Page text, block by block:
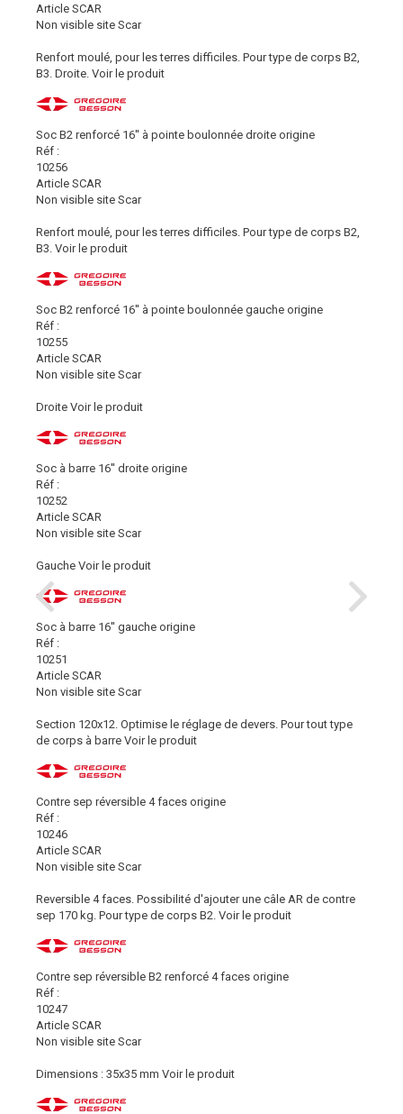
Article SCAR
Non visible site Scar
Renfort moulé, pour les terres difficiles. Pour type de corps B2,
B3. Droite. Voir le produit
Soc B2 renforcé 16'' à pointe boulonnée droite origine
Réf :
10256
Article SCAR
Non visible site Scar
Renfort moulé, pour les terres difficiles. Pour type de corps B2,
B3. Voir le produit
Soc B2 renforcé 16'' à pointe boulonnée gauche origine
Réf :
10255
Article SCAR
Non visible site Scar
Droite Voir le produit
Soc à barre 16'' droite origine
Réf :
10252
Article SCAR
Non visible site Scar
Gauche Voir le produit
Soc à barre 16'' gauche origine
Réf :
10251
Article SCAR
Non visible site Scar
Section 120x12. Optimise le réglage de devers. Pour tout type
de corps à barre Voir le produit
Contre sep réversible 4 faces origine
Réf :
10246
Article SCAR
Non visible site Scar
Reversible 4 faces. Possibilité d'ajouter une câle AR de contre
sep 170 kg. Pour type de corps B2. Voir le produit
Contre sep réversible B2 renforcé 4 faces origine
Réf :
10247
Article SCAR
Non visible site Scar
Dimensions : 35x35 mm Voir le produit